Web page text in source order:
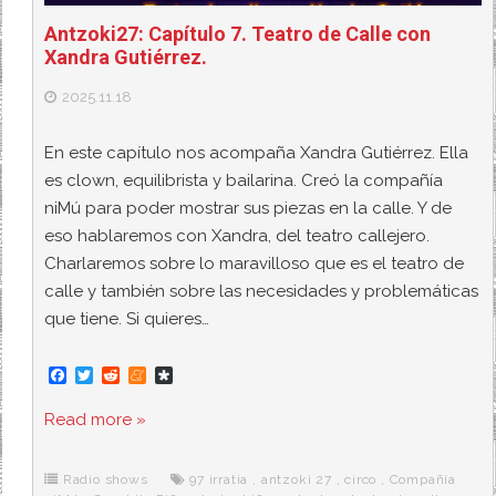
Antzoki27: Capítulo 7. Teatro de Calle con
Xandra Gutiérrez.
2025.11.18
En este capítulo nos acompaña Xandra Gutiérrez. Ella
es clown, equilibrista y bailarina. Creó la compañía
niMú para poder mostrar sus piezas en la calle. Y de
eso hablaremos con Xandra, del teatro callejero.
Charlaremos sobre lo maravilloso que es el teatro de
calle y también sobre las necesidades y problemáticas
que tiene. Si quieres…
F
e
o
T
t
r
R
d
M
e
r
Read more »
Radio shows 97 irratia , antzoki 27 ,circo , Compañía